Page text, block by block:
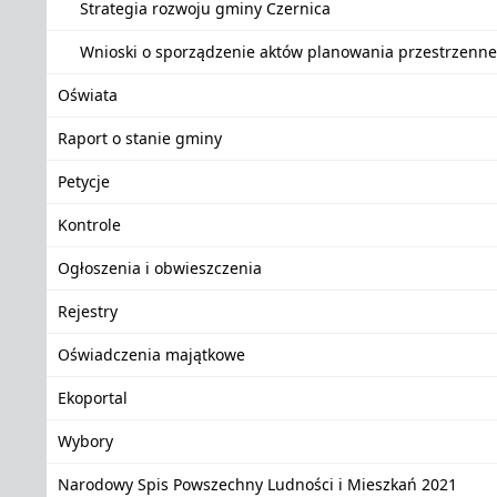
Strategia rozwoju gminy Czernica
Wnioski o sporządzenie aktów planowania
Oświata
Raport o stanie gminy
Petycje
Kontrole
Ogłoszenia i obwieszczenia
Rejestry
Oświadczenia majątkowe
Ekoportal
Wybory
Narodowy Spis Powszechny Ludności i Mieszkań 2021